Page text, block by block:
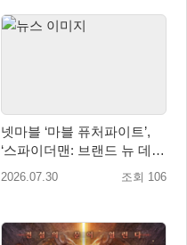
넷마블 ‘마블 퓨처파이트’,
‘스파이더맨: 브랜드 뉴 데
이’ 업데이트…美 코믹콘 참
2026.07.30 조회 106